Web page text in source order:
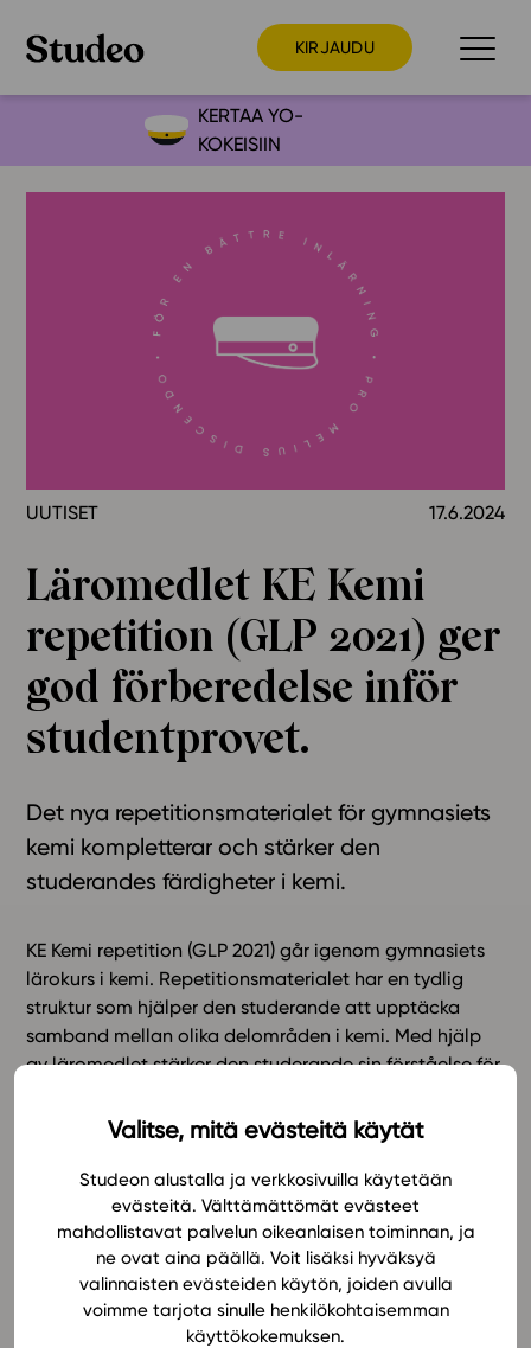
Valitse, mitä evästeitä käytät
Studeon alustalla ja verkkosivuilla käytetään
evästeitä. Välttämättömät evästeet
mahdollistavat palvelun oikeanlaisen toiminnan, ja
ne ovat aina päällä. Voit lisäksi hyväksyä
valinnaisten evästeiden käytön, joiden avulla
voimme tarjota sinulle henkilökohtaisemman
käyttökokemuksen.
KIRJAUDU
Preppaaja
Kokeilutarjous
Lukio
Ominaisuudet
Tapahtumakalenteri
Webinaari­tallenteet
Yhteisö
Suosittelut
Ohjekeskus
Tiimi
Tietoa meistä
Eettiset periaatteet tekoälyn käyttöön
Tilaa uutiskirje
Ota yhteyttä
KERTAA YO-
KOKEISIIN
UUTISET 17.6.2024
Läromedlet KE Kemi
repetition (GLP 2021) ger
god förberedelse inför
studentprovet.
Det nya repetitionsmaterialet för gymnasiets
kemi kompletterar och stärker den
studerandes färdigheter i kemi.
KE Kemi repetition (GLP 2021) går igenom gymnasiets
lärokurs i kemi. Repetitionsmaterialet har en tydlig
struktur som hjälper den studerande att upptäcka
samband mellan olika delområden i kemi. Med hjälp
av läromedlet stärker den studerande sin förståelse för
samtidigt bekanta sig med aktuell naturvetenskaplig
Repetitionsmaterialet betonar strukturen i studentprov
och urvalsprov och handleder till en god svarsteknik –
den studerande får en uppfattning om vilken typ av
kunskap som krävs. Materialet handleder även i
användningen av olika program med hjälp av